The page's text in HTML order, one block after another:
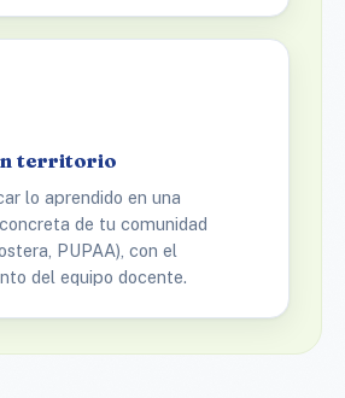
territorio
lo aprendido en una
de tu comunidad
PUPAA), con el
del equipo docente.